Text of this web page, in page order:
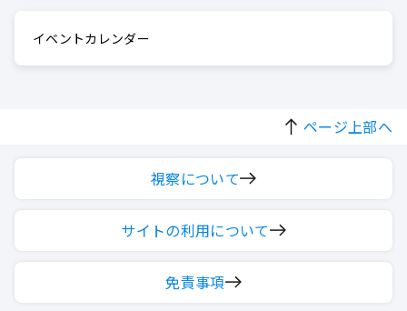
イベントカレンダー
ページ上部へ
視察について
サイトの利用について
免責事項